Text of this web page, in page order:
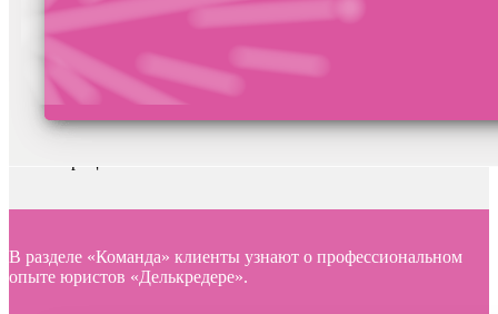
В разделе «Команда» клиенты узнают о профессиональном
опыте юристов «Делькредере».